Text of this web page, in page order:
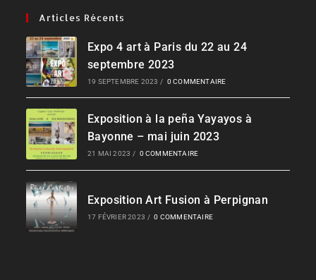
Articles Récents
Expo 4 art à Paris du 22 au 24
septembre 2023
19 SEPTEMBRE 2023 / 0 COMMENTAIRE
Exposition à la peña Yayayos à
Bayonne – mai juin 2023
21 MAI 2023 / 0 COMMENTAIRE
Exposition Art Fusion à Perpignan
17 FÉVRIER 2023 / 0 COMMENTAIRE